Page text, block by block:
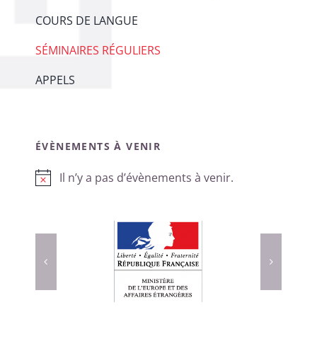
COURS DE LANGUE
SÉMINAIRES RÉGULIERS
APPELS
ÉVÈNEMENTS À VENIR
Notice
Il n’y a pas d’évènements à venir.